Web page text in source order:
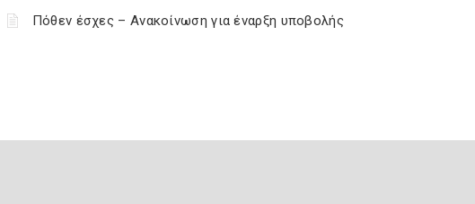
Πόθεν έσχες – Ανακοίνωση για έναρξη υποβολής